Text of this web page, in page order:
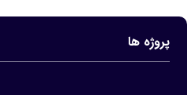
پروژه ها